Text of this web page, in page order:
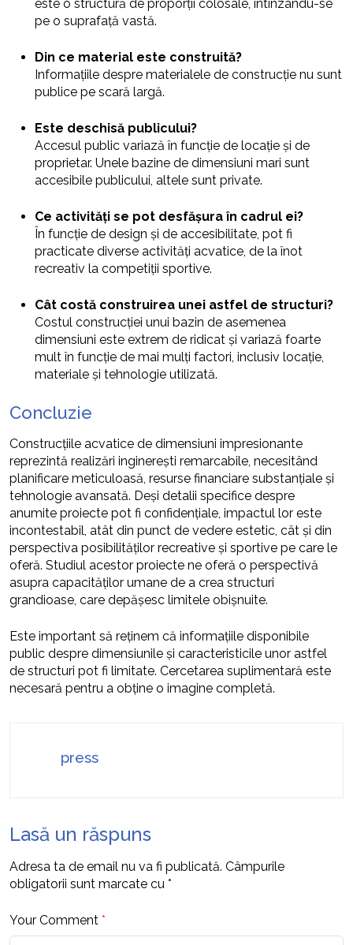
este o structură de proporții colosale, întinzându-se
pe o suprafață vastă.
Din ce material este construită?
Informațiile despre materialele de construcție nu sunt
publice pe scară largă.
Este deschisă publicului?
Accesul public variază în funcție de locație și de
proprietar. Unele bazine de dimensiuni mari sunt
accesibile publicului, altele sunt private.
Ce activități se pot desfășura în cadrul ei?
În funcție de design și de accesibilitate, pot fi
practicate diverse activități acvatice, de la înot
recreativ la competiții sportive.
Cât costă construirea unei astfel de structuri?
Costul construcției unui bazin de asemenea
dimensiuni este extrem de ridicat și variază foarte
mult în funcție de mai mulți factori, inclusiv locație,
materiale și tehnologie utilizată.
Concluzie
Construcțiile acvatice de dimensiuni impresionante
reprezintă realizări inginerești remarcabile, necesitând
planificare meticuloasă, resurse financiare substanțiale și
tehnologie avansată. Deși detalii specifice despre
anumite proiecte pot fi confidențiale, impactul lor este
incontestabil, atât din punct de vedere estetic, cât și din
perspectiva posibilităților recreative și sportive pe care le
oferă. Studiul acestor proiecte ne oferă o perspectivă
asupra capacităților umane de a crea structuri
grandioase, care depășesc limitele obișnuite.
Este important să reținem că informațiile disponibile
public despre dimensiunile și caracteristicile unor astfel
de structuri pot fi limitate. Cercetarea suplimentară este
necesară pentru a obține o imagine completă.
press
Lasă un răspuns
Adresa ta de email nu va fi publicată. Câmpurile
obligatorii sunt marcate cu *
Your Comment *